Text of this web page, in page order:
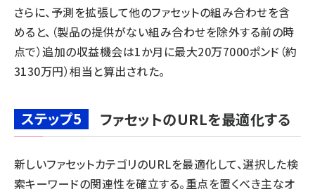
さらに、予測を拡張して他のファセットの組み合わせを含
めると、（製品の提供がない組み合わせを除外する前の時
点で）追加の収益機会は1か月に最大20万7000ポンド（約
3130万円）相当と算出された。
ステップ5 ファセットのURLを最適化する
新しいファセットカテゴリのURLを最適化して、選択した検
索キーワードの関連性を確立する。重点を置くべき主なオ